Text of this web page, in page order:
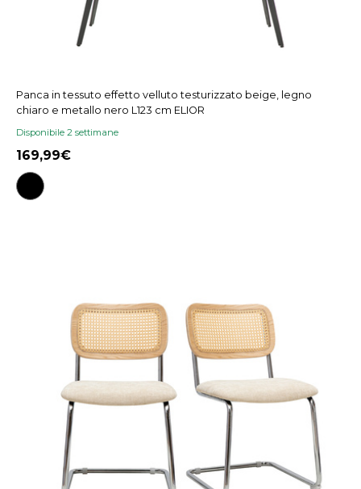
Panca in tessuto effetto velluto testurizzato beige, legno
chiaro e metallo nero L123 cm ELIOR
Disponibile 2 settimane
169,99